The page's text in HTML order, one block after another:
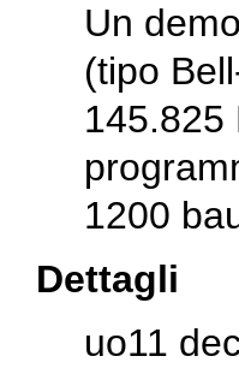
Un
(tipo
145.825
1200
Dettagli
uo11